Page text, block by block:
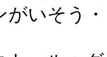
がいそう